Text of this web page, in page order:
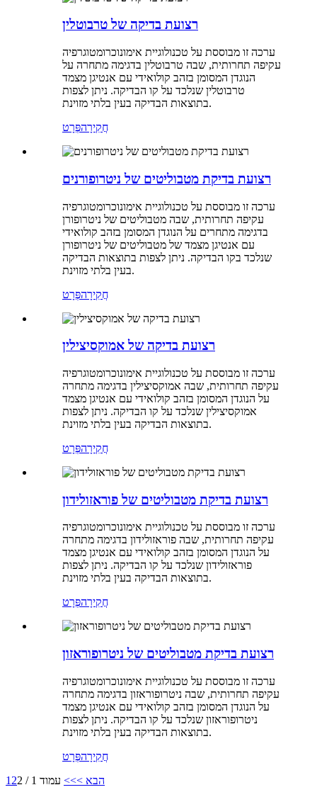
רצועת בדיקה של טרבוטלין
ערכה זו מבוססת על טכנולוגיית אימונוכרומטוגרפיה
עקיפה תחרותית, שבה טרבוטלין בדגימה מתחרה על
הנוגדן המסומן בזהב קולואידי עם אנטיגן מצמד
טרבוטלין שנלכד על קו הבדיקה. ניתן לצפות
בתוצאות הבדיקה בעין בלתי מזוינת.
חֲקִירָהפְּרָט
רצועת בדיקת מטבוליטים של ניטרופורנים
ערכה זו מבוססת על טכנולוגיית אימונוכרומטוגרפיה
עקיפה תחרותית, שבה מטבוליטים של ניטרופורן
בדגימה מתחרים על הנוגדן המסומן בזהב קולואידי
עם אנטיגן מצמד של מטבוליטים של ניטרופורן
שנלכד בקו הבדיקה. ניתן לצפות בתוצאות הבדיקה
בעין בלתי מזוינת.
חֲקִירָהפְּרָט
רצועת בדיקה של אמוקסיצילין
ערכה זו מבוססת על טכנולוגיית אימונוכרומטוגרפיה
עקיפה תחרותית, שבה אמוקסיצילין בדגימה מתחרה
על הנוגדן המסומן בזהב קולואידי עם אנטיגן מצמד
אמוקסיצילין שנלכד על קו הבדיקה. ניתן לצפות
בתוצאות הבדיקה בעין בלתי מזוינת.
חֲקִירָהפְּרָט
רצועת בדיקת מטבוליטים של פוראזולידון
ערכה זו מבוססת על טכנולוגיית אימונוכרומטוגרפיה
עקיפה תחרותית, שבה פוראזולידון בדגימה מתחרה
על הנוגדן המסומן בזהב קולואידי עם אנטיגן מצמד
פוראזולידון שנלכד על קו הבדיקה. ניתן לצפות
בתוצאות הבדיקה בעין בלתי מזוינת.
חֲקִירָהפְּרָט
רצועת בדיקת מטבוליטים של ניטרופוראזון
ערכה זו מבוססת על טכנולוגיית אימונוכרומטוגרפיה
עקיפה תחרותית, שבה ניטרופוראזון בדגימה מתחרה
על הנוגדן המסומן בזהב קולואידי עם אנטיגן מצמד
ניטרופוראזון שנלכד על קו הבדיקה. ניתן לצפות
בתוצאות הבדיקה בעין בלתי מזוינת.
חֲקִירָהפְּרָט
1 2 הבא >>> עמוד 1 / 2